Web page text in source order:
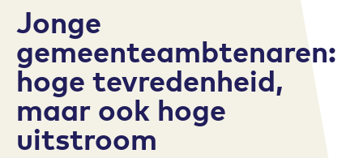
Jonge
gemeenteambtenaren:
hoge tevredenheid,
maar ook hoge
uitstroom